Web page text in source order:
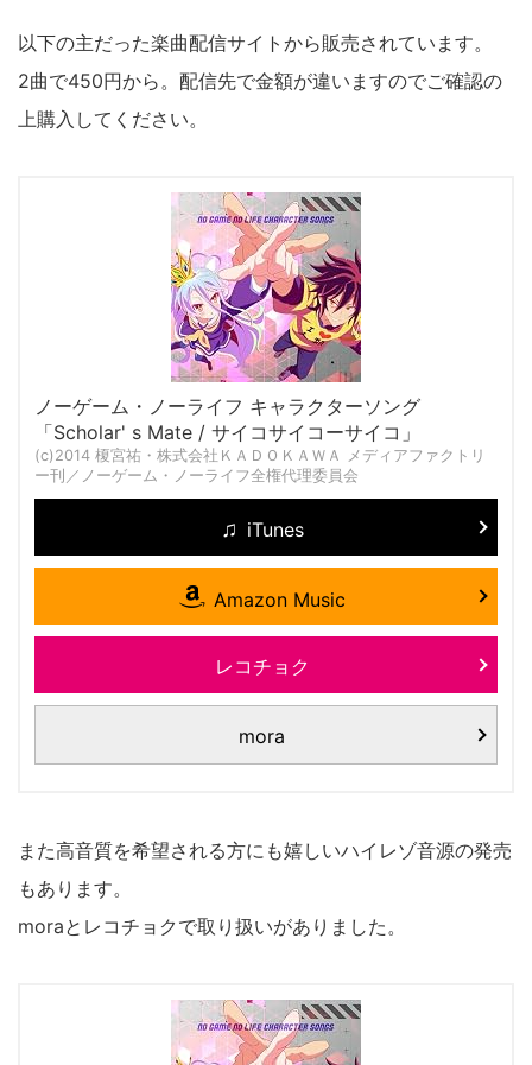
以下の主だった楽曲配信サイトから販売されています。
2曲で450円から。配信先で金額が違いますのでご確認の
上購入してください。
ノーゲーム・ノーライフ キャラクターソング
「Scholar' s Mate / サイコサイコーサイコ」
(c)2014 榎宮祐・株式会社ＫＡＤＯＫＡＷＡ メディアファクトリ
ー刊／ノーゲーム・ノーライフ全権代理委員会
iTunes
Amazon Music
レコチョク
mora
また高音質を希望される方にも嬉しいハイレゾ音源の発売
もあります。
moraとレコチョクで取り扱いがありました。